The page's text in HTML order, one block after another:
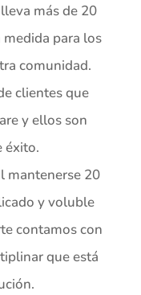
más de 20
para los
comunidad.
clientes que
y ellos son
éxito.
mantenerse 20
y voluble
contamos con
que está